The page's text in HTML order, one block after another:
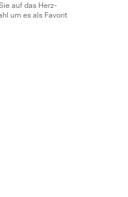
auf das Herz-
um es als Favorit